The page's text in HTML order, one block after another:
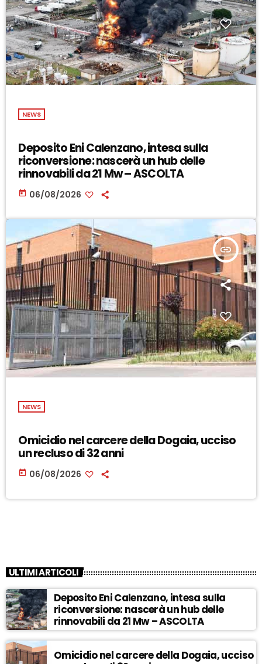
NEWS
Deposito Eni Calenzano, intesa sulla
riconversione: nascerà un hub delle
rinnovabili da 21 Mw – ASCOLTA
today 06/08/2026
insert_link
NEWS
Omicidio nel carcere della Dogaia, ucciso
un recluso di 32 anni
today 06/08/2026
ULTIMI ARTICOLI
Deposito Eni Calenzano, intesa sulla
riconversione: nascerà un hub delle
rinnovabili da 21 Mw – ASCOLTA
Omicidio nel carcere della Dogaia, ucciso